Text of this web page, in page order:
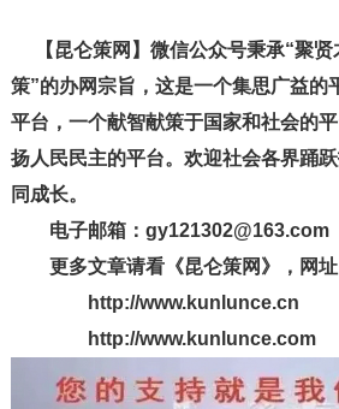
【昆仑策网】微信公众号秉承“聚贤
策”的办网宗旨，这是一个集思广益的
平台，一个献智献策于国家和社会的
扬人民民主的平台。欢迎社会各界踊
同成长。
电子邮箱：gy121302@163.com
更多文章请看《昆仑策网》，网址
http://www.kunlunce.cn
http://www.kunlunce.com